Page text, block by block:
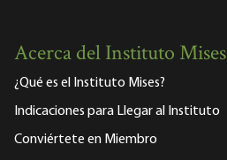
Acerca del Instituto Mises
¿Qué es el Instituto Mises?
Indicaciones para Llegar al Instituto
Conviértete en Miembro